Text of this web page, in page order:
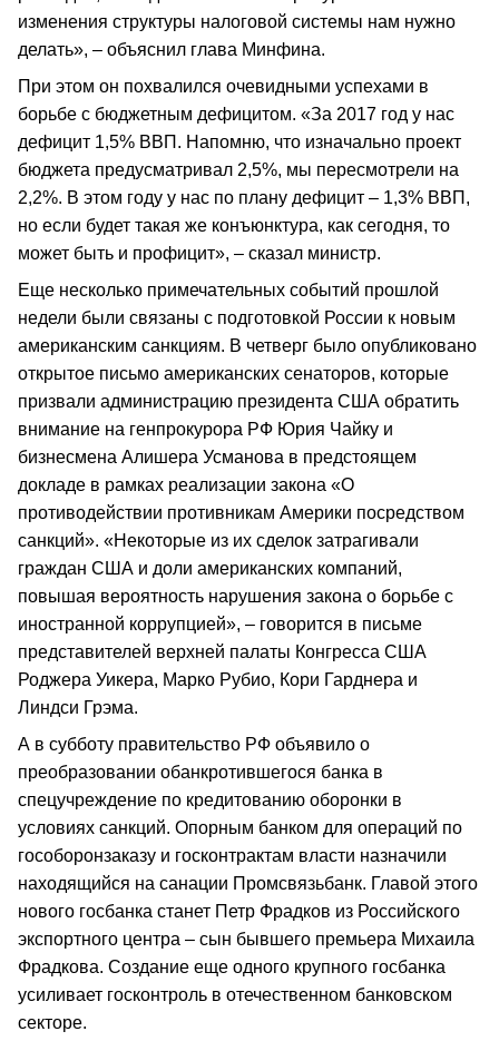
изменения структуры налоговой системы нам нужно
делать», – объяснил глава Минфина.
При этом он похвалился очевидными успехами в
борьбе с бюджетным дефицитом. «За 2017 год у нас
дефицит 1,5% ВВП. Напомню, что изначально проект
бюджета предусматривал 2,5%, мы пересмотрели на
2,2%. В этом году у нас по плану дефицит – 1,3% ВВП,
но если будет такая же конъюнктура, как сегодня, то
может быть и профицит», – сказал министр.
Еще несколько примечательных событий прошлой
недели были связаны с подготовкой России к новым
американским санкциям. В четверг было опубликовано
открытое письмо американских сенаторов, которые
призвали администрацию президента США обратить
внимание на генпрокурора РФ Юрия Чайку и
бизнесмена Алишера Усманова в предстоящем
докладе в рамках реализации закона «О
противодействии противникам Америки посредством
санкций». «Некоторые из их сделок затрагивали
граждан США и доли американских компаний,
повышая вероятность нарушения закона о борьбе с
иностранной коррупцией», – говорится в письме
представителей верхней палаты Конгресса США
Роджера Уикера, Марко Рубио, Кори Гарднера и
Линдси Грэма.
А в субботу правительство РФ объявило о
преобразовании обанкротившегося банка в
спецучреждение по кредитованию оборонки в
условиях санкций. Опорным банком для операций по
гособоронзаказу и госконтрактам власти назначили
находящийся на санации Промсвязьбанк. Главой этого
нового госбанка станет Петр Фрадков из Российского
экспортного центра – сын бывшего премьера Михаила
Фрадкова. Создание еще одного крупного госбанка
усиливает госконтроль в отечественном банковском
секторе.